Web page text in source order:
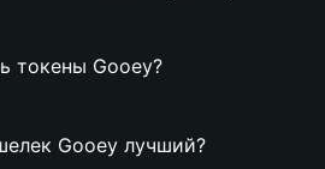
токены Gooey?
Gooey лучший?